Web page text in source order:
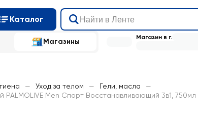
Каталог
Магазины Магазин в г.
— Уход за телом — Гели, масла
—
PALMOLIVE Men Спорт Восстанавливающий 3в1, 750мл